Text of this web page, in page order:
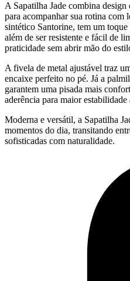
A Sapatilha Jade combina
para acompanhar sua rotina com
sintético Santorine, tem um
além de ser resistente e fácil de
praticidade sem abrir mão do
A fivela de metal ajustável traz
encaixe perfeito no pé. Já a
garantem uma pisada mais
aderência para maior estabilidade
Moderna e versátil, a Sapatilha
momentos do dia, transitando
sofisticadas com naturalidade.